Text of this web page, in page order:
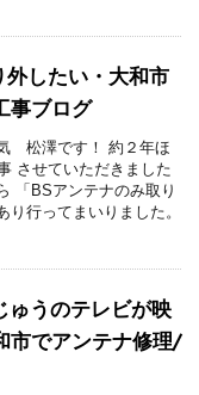
外したい・大和市
事ブログ
松澤です！ 約２年ほ
させていただきました
「BSアンテナのみ取り
行ってまいりました。
ゅうのテレビが映
市でアンテナ修理/